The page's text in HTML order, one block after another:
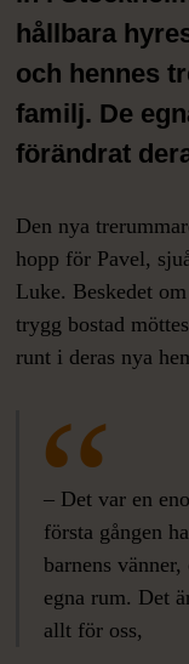
hållbara
och hennes
familj. De
förändrat
Den nya
hopp för Pavel,
Luke. Beskedet
trygg bostad
runt i deras nya
– Det var en
första gången
barnens
egna rum. Det
allt för oss,